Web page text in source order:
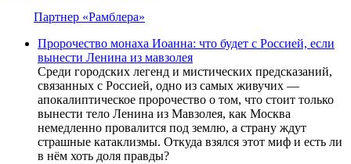
Партнер «Рамблера»
Пророчество монаха Иоанна: что будет с Россией, если
вынести Ленина из мавзолея
Среди городских легенд и мистических предсказаний,
связанных с Россией, одно из самых живучих —
апокалиптическое пророчество о том, что стоит только
вынести тело Ленина из Мавзолея, как Москва
немедленно провалится под землю, а страну ждут
страшные катаклизмы. Откуда взялся этот миф и есть ли
в нём хоть доля правды?